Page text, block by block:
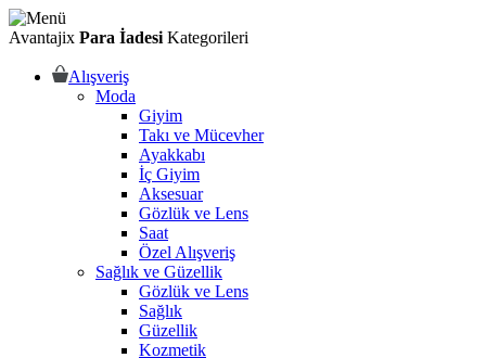
Avantajix Para İadesi Kategorileri
Alışveriş
Moda
Giyim
Takı ve Mücevher
Ayakkabı
İç Giyim
Aksesuar
Gözlük ve Lens
Saat
Özel Alışveriş
Sağlık ve Güzellik
Gözlük ve Lens
Sağlık
Güzellik
Kozmetik